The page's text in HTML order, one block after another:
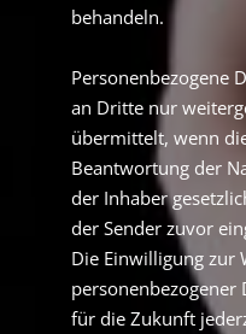
behandeln.
Personenbezogene
an Dritte nur
übermittelt, wenn
Beantwortung der
der Inhaber
der Sender zuvor
Die Einwilligung zur
für die Zukunft